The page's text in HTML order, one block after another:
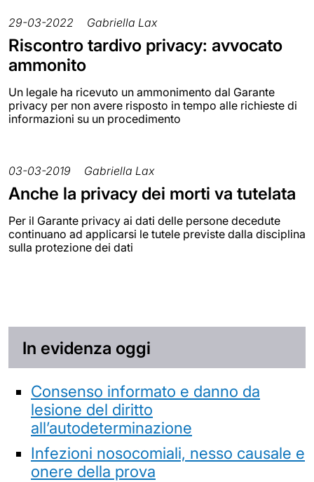
29-03-2022 Gabriella Lax
Riscontro tardivo privacy: avvocato
ammonito
Un legale ha ricevuto un ammonimento dal Garante
privacy per non avere risposto in tempo alle richieste di
informazioni su un procedimento
03-03-2019 Gabriella Lax
Anche la privacy dei morti va tutelata
Per il Garante privacy ai dati delle persone decedute
continuano ad applicarsi le tutele previste dalla disciplina
sulla protezione dei dati
In evidenza oggi
Consenso informato e danno da
lesione del diritto
all’autodeterminazione
Infezioni nosocomiali, nesso causale e
onere della prova